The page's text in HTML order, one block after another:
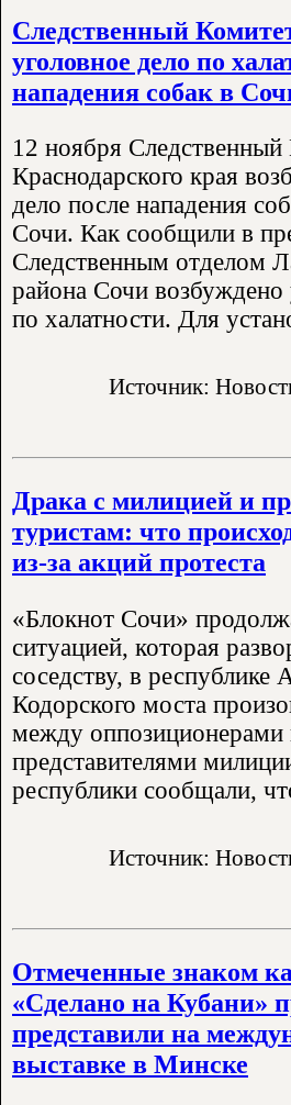
Следственный
уголовное дело по
нападения собак в
12 ноября Следственный
Краснодарского края
дело после нападения
Сочи. Как сообщили в
Следственным отделом
района Сочи возбуждено
по халатности. Для
Источник:
Драка с милицией и
туристам: что
из-за акций протеста
«Блокнот Сочи»
ситуацией, которая
соседству, в республике
Кодорского моста
между оппозиционерами
представителями
республики сообщали,
Источник:
Отмеченные знаком
«Сделано на Кубани»
представили на
выставке в Минске